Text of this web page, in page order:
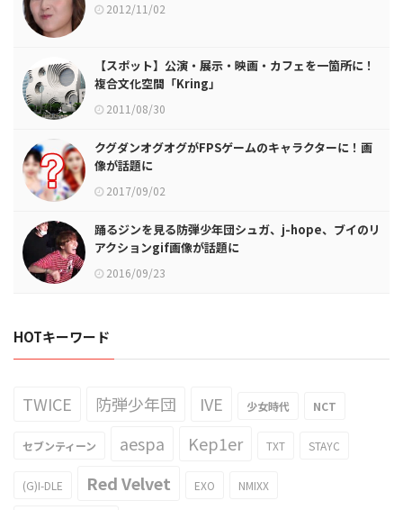
2012/11/02
【スポット】公演・展示・映画・カフェを一箇所に！
複合文化空間「Kring」
2011/08/30
クグダンオグオグがFPSゲームのキャラクターに！画
像が話題に
2017/09/02
踊るジンを見る防弾少年団シュガ、j-hope、ブイのリ
アクションgif画像が話題に
2016/09/23
HOTキーワード
TWICE 防弾少年団 IVE 少女時代 NCT
セブンティーン aespa Kep1er TXT STAYC
(G)I-DLE Red Velvet EXO NMIXX